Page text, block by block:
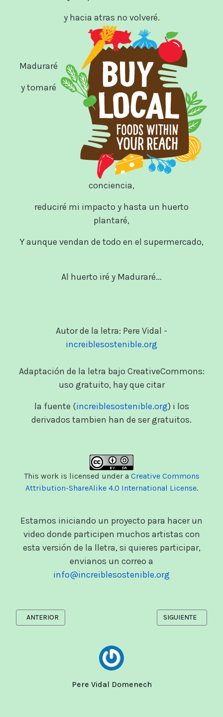
y hacia atras no volveré.
Maduraré
y tomaré
conciencia,
reduciré mi impacto y hasta un huerto
plantaré,
Y aunque vendan de todo en el supermercado,
Al huerto iré y Maduraré...
Autor de la letra: Pere Vidal -
increiblesostenible.org
Adaptación de la letra bajo CreativeCommons:
uso gratuito, hay que citar
la fuente (increiblesostenible.org) i los
derivados tambien han de ser gratuitos.
This work is licensed under a Creative Commons
Attribution-ShareAlike 4.0 International License.
Estamos iniciando un proyecto para hacer un
video donde participen muchos artistas con
esta versión de la lletra, si quieres participar,
envianos un correo a
info@increiblesostenible.org
Pere Vidal Domenech
ARTÍCULO ANTERIOR: ¿SALDREMOS DE ESTA POBRES O RICOS?
ANTERIOR ARTÍCULO
SIGUIENTE